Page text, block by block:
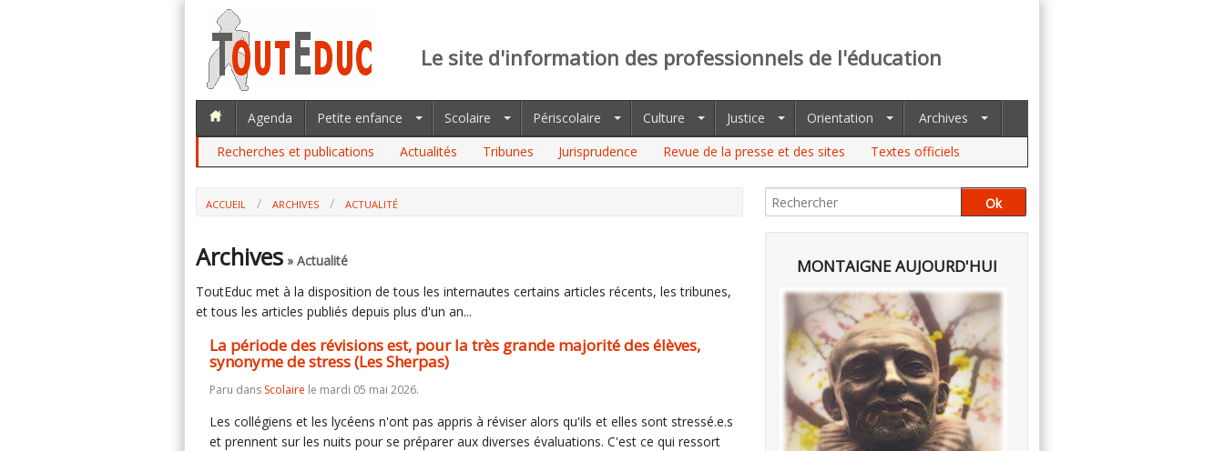
Le site d'information des professionnels de l'éducation
Agenda Petite enfance Scolaire Périscolaire Culture Justice Orientation
Archives
Recherches et publications
Actualités Tribunes Jurisprudence Revue de la presse et des sites Textes officiels
ACCUEIL ARCHIVES
ACTUALITÉ
(LES SHERPAS)
Archives » Actualité
ToutEduc met à la disposition de tous les internautes certains articles récents, les tribunes,
et tous les articles publiés depuis plus d'un an...
La période des révisions est, pour la très grande majorité des élèves,
synonyme de stress (Les Sherpas)
Paru dans Scolaire le mardi 05 mai 2026.
Les collégiens et les lycéens n'ont pas appris à réviser alors qu'ils et elles sont stressé.e.s
et prennent sur les nuits pour se préparer aux diverses évaluations. C'est ce qui ressort
MONTAIGNE AUJOURD'HUI